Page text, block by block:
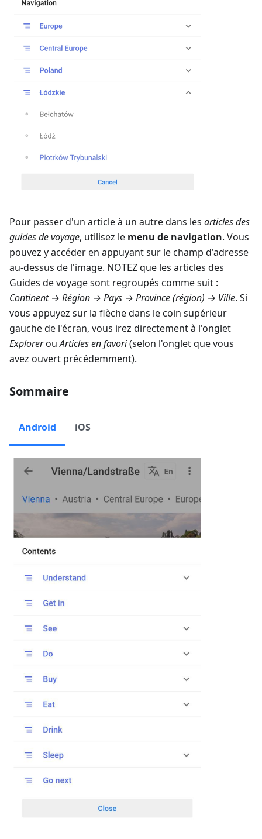
Pour passer d'un article à un autre dans les articles des
guides de voyage, utilisez le menu de navigation. Vous
pouvez y accéder en appuyant sur le champ d'adresse
au-dessus de l'image. NOTEZ que les articles des
Guides de voyage sont regroupés comme suit :
Continent → Région → Pays → Province (région) → Ville. Si
vous appuyez sur la flèche dans le coin supérieur
gauche de l'écran, vous irez directement à l'onglet
ExplorerouArticles en favori(selon l'onglet que vous
avez ouvert précédemment).
Sommaire
Android iOS